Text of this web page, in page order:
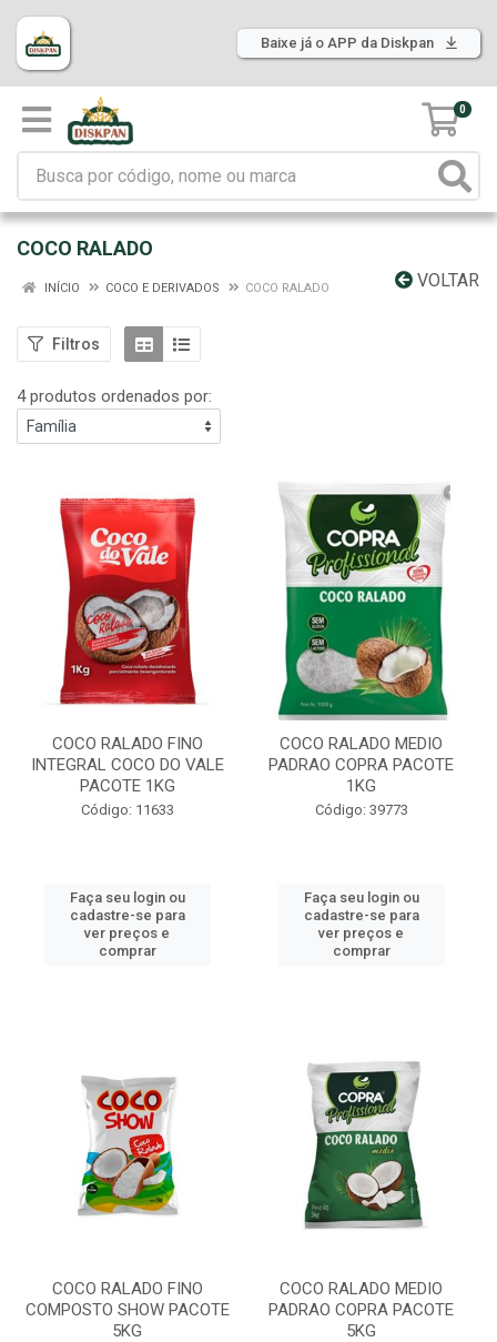
Baixe já o APP da Diskpan
0
COCO RALADO
VOLTAR
INÍCIO COCO E DERIVADOS COCO RALADO
Filtros
4 produtos ordenados por:
COCO RALADO FINO
INTEGRAL COCO DO VALE
PACOTE 1KG
Código: 11633
Faça seu login ou
cadastre-se para
ver preços e
comprar
COCO RALADO MEDIO
PADRAO COPRA PACOTE
1KG
Código: 39773
Faça seu login ou
cadastre-se para
ver preços e
comprar
COCO RALADO FINO
COMPOSTO SHOW PACOTE
5KG
COCO RALADO MEDIO
PADRAO COPRA PACOTE
5KG